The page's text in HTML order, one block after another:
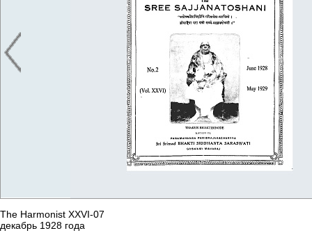
Временно нет в наличии
The Harmonist XXVI-07
декабрь 1928 года